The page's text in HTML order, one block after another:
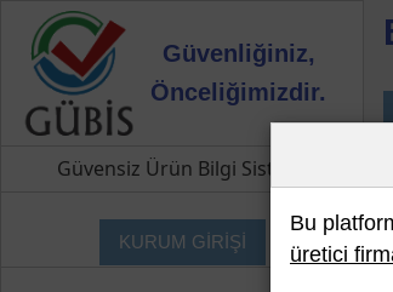
Güvenliğiniz,
Önceliğimizdir.
Güvensiz Ürün Bilgi Sistemi
KURUM GİRİŞİ
Bu
üretici